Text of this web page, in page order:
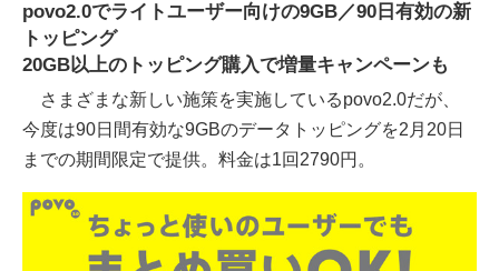
povo2.0でライトユーザー向けの9GB／90日有効の新
トッピング
20GB以上のトッピング購入で増量キャンペーンも
さまざまな新しい施策を実施しているpovo2.0だが、
今度は90日間有効な9GBのデータトッピングを2月20日
までの期間限定で提供。料金は1回2790円。